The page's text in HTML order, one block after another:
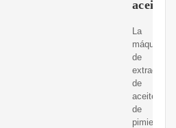
aceite
La
máquina
de
extracción
de
aceite
de
pimienta